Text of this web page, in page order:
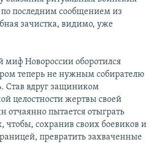
по последним сообщением из
зачистка, видимо, уже
миф Новороссии оборотился
теперь не нужным собирателю
Cтав вдруг защиником
целостности жертвы своей
отчаянно пытается отыграть
чтобы, сохранив своих боевиков и
превратить захваченные